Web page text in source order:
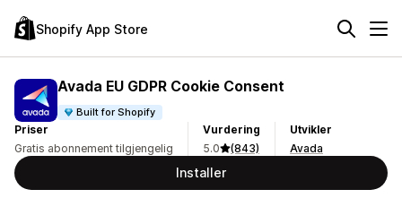
Shopify App Store
Avada EU GDPR Cookie Consent
Built for Shopify
Priser
Gratis abonnement tilgjengelig
Vurdering
5.0
(843)
Utvikler
Avada
Installer